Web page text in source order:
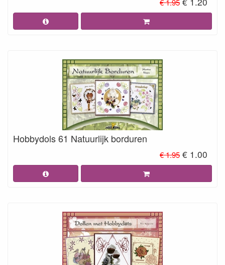
€ 1.95
Hobbydols 61 Natuurlijk borduren
€ 1.95 € 1.00